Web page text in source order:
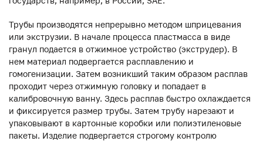
Трубы производятся непрерывно методом шприцевания
или экструзии. В начале процесса пластмасса в виде
гранул подается в отжимное устройство (экструдер). В
нем материал подвергается расплавлению и
гомогенизации. Затем возникший таким образом расплав
проходит через отжимную головку и попадает в
калибровочную ванну. Здесь расплав быстро охлаждается
и фиксируется размер трубы. Затем трубу нарезают и
упаковывают в картонные коробки или полиэтиленовые
пакеты. Изделие подвергается строгому контролю